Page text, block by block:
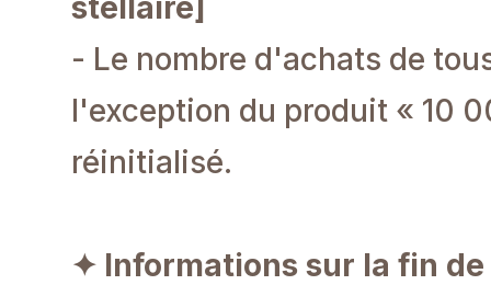
- Le nombre d'achats de
l'exception du produit « 10
réinitialisé.
✦ Informations sur la fin